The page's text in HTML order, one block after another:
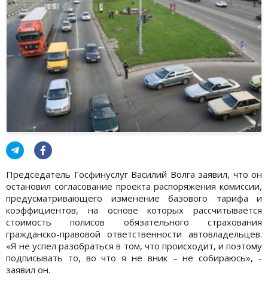
Председатель Госфинуслуг Василий Волга заявил, что он
остановил согласование проекта распоряжения комиссии,
предусматривающего изменение базового тарифа и
коэффициентов, на основе которых рассчитывается
стоимость полисов обязательного страхования
гражданско-правовой ответственности автовладельцев.
«Я не успел разобраться в том, что происходит, и поэтому
подписывать то, во что я не вник – не собираюсь», -
заявил он.